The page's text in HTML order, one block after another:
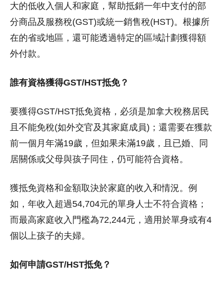
大的低收入個人和家庭， 幫助抵銷一年中支付的部
分商品及服務稅(GST)或統一銷售稅(HST)。 根據所
在的省或地區，還可能透過特定的區域計劃獲得額
外付款。
誰有資格獲得GST/HST抵免？
要獲得GST/HST抵免資格，必須是加拿大稅務居民
且不能免稅(如外交官及其家庭成員)； 還需要在獲款
前一個月年滿19歲，但如果未滿19歲，且已婚、同
居關係或父母與孩子同住，仍可能符合資格。
獲抵免資格和金額取決於家庭的收入和情況。 例
如，年收入超過54,704元的單身人士不符合資格；
而最高家庭收入門檻為72,244元，適用於單身或有4
個以上孩子的夫婦。
如何申請GST/HST抵免？